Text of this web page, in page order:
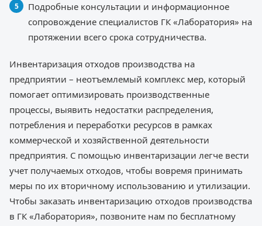
Подробные консультации и информационное
сопровождение специалистов ГК «Лаборатория» на
протяжении всего срока сотрудничества.
Инвентаризация отходов производства на
предприятии – неотъемлемый комплекс мер, который
помогает оптимизировать производственные
процессы, выявить недостатки распределения,
потребления и переработки ресурсов в рамках
коммерческой и хозяйственной деятельности
предприятия. С помощью инвентаризации легче вести
учет получаемых отходов, чтобы вовремя принимать
меры по их вторичному использованию и утилизации.
Чтобы заказать инвентаризацию отходов производства
в ГК «Лаборатория», позвоните нам по бесплатному